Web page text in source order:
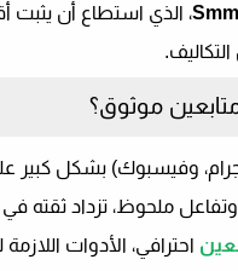
، الذي استطاع أن يثبت
موثوق؟
وفيسبوك) بشكل كبير
ملحوظ، تزداد ثقته في
احترافي، الأدوات